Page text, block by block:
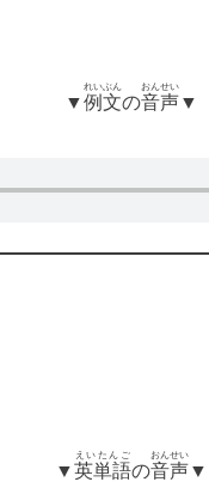
▼例文
れいぶん
の音声
おんせい
▼
▼英単語
えいたんご
の音声
おんせい
▼